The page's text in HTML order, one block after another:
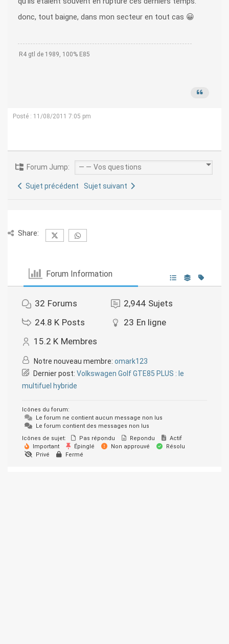
donc, tout baigne, dans mon secteur en tout cas 😀
R4 gtl de 1989, 100% E85
Posté : 11/08/2011 7:05 pm
Forum Jump:
Sujet précédent Sujet suivant
Share:
Forum Information
32 Forums 2,944 Sujets
24.8 K Posts 23 En ligne
15.2 K Membres
Notre nouveau membre: omark123
Dernier post: Volkswagen Golf GTE85 PLUS : le
multifuel hybride
Icônes du forum:
Le forum ne contient aucun message non lus
Le forum contient des messages non lus
Icônes de sujet:
Pas répondu Repondu
Actif
Important
Épinglé Non approuvé
Résolu
Privé
Fermé